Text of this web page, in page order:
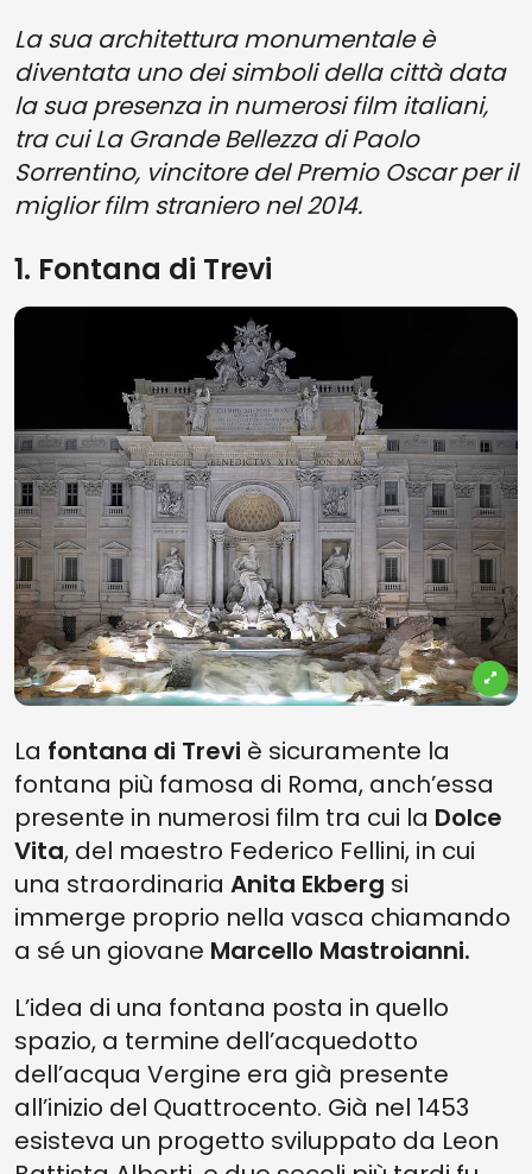
La sua architettura monumentale è
diventata uno dei simboli della città data
la sua presenza in numerosi film italiani,
tra cui La Grande Bellezza di Paolo
Sorrentino, vincitore del Premio Oscar per il
miglior film straniero nel 2014.
1. Fontana di Trevi
La fontana di Trevi è sicuramente la
fontana più famosa di Roma, anch’essa
presente in numerosi film tra cui la Dolce
Vita, del maestro Federico Fellini, in cui
una straordinaria Anita Ekberg si
immerge proprio nella vasca chiamando
a sé un giovane Marcello Mastroianni.
L’idea di una fontana posta in quello
spazio, a termine dell’acquedotto
dell’acqua Vergine era già presente
all’inizio del Quattrocento. Già nel 1453
esisteva un progetto sviluppato da Leon